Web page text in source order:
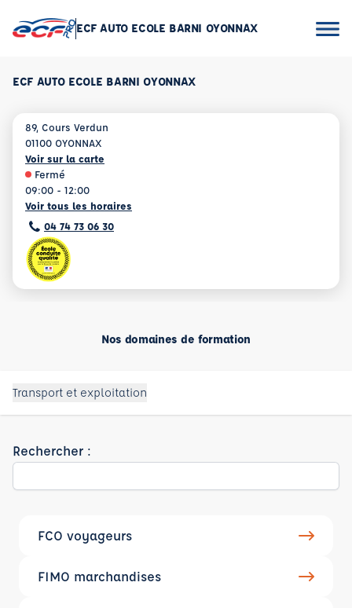
ECF AUTO ECOLE BARNI OYONNAX
ECF AUTO ECOLE BARNI OYONNAX
89, Cours Verdun
01100 OYONNAX
Voir sur la carte
Fermé
09:00 - 12:00
Voir tous les horaires
04 74 73 06 30
Nos domaines de formation
Transport et exploitation
Rechercher :
FCO voyageurs
FIMO marchandises